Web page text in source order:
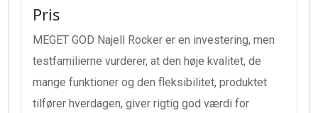
Pris
MEGET GOD Najell Rocker er en investering, men
testfamilierne vurderer, at den høje kvalitet, de
mange funktioner og den fleksibilitet, produktet
tilfører hverdagen, giver rigtig god værdi for